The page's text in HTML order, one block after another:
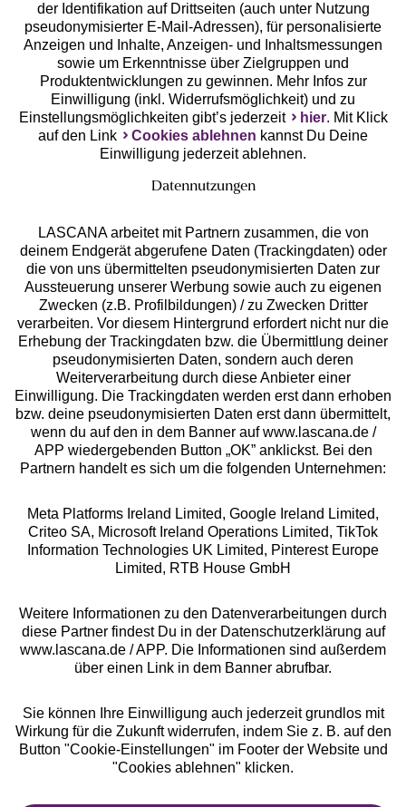
Unsere Apps
Services
Beratung
Über uns
Rechtliches
Alle Preise inkl. MwSt., zzgl.
Versandkosten
** Bonität vorausgesetzt, berechtigt zur Bonitätsprüfung
der Identifikation auf Drittseiten (auch unter Nutzung
pseudonymisierter E-Mail-Adressen), für personalisierte
Anzeigen und Inhalte, Anzeigen- und Inhaltsmessungen
sowie um Erkenntnisse über Zielgruppen und
Produktentwicklungen zu gewinnen. Mehr Infos zur
Einwilligung (inkl. Widerrufsmöglichkeit) und zu
Einstellungsmöglichkeiten gibt’s jederzeit
hier. Mit Klick
auf den Link
Cookies ablehnen kannst Du Deine
Einwilligung jederzeit ablehnen.
Datennutzungen
LASCANA arbeitet mit Partnern zusammen, die von
deinem Endgerät abgerufene Daten (Trackingdaten) oder
die von uns übermittelten pseudonymisierten Daten zur
Aussteuerung unserer Werbung sowie auch zu eigenen
Zwecken (z.B. Profilbildungen) / zu Zwecken Dritter
verarbeiten. Vor diesem Hintergrund erfordert nicht nur die
Erhebung der Trackingdaten bzw. die Übermittlung deiner
pseudonymisierten Daten, sondern auch deren
Weiterverarbeitung durch diese Anbieter einer
Einwilligung. Die Trackingdaten werden erst dann erhoben
bzw. deine pseudonymisierten Daten erst dann übermittelt,
wenn du auf den in dem Banner auf www.lascana.de /
APP wiedergebenden Button „OK” anklickst. Bei den
Partnern handelt es sich um die folgenden Unternehmen:
Meta Platforms Ireland Limited, Google Ireland Limited,
Criteo SA, Microsoft Ireland Operations Limited, TikTok
Information Technologies UK Limited, Pinterest Europe
Limited, RTB House GmbH
Weitere Informationen zu den Datenverarbeitungen durch
diese Partner findest Du in der Datenschutzerklärung auf
www.lascana.de / APP. Die Informationen sind außerdem
über einen Link in dem Banner abrufbar.
Sie können Ihre Einwilligung auch jederzeit grundlos mit
Wirkung für die Zukunft widerrufen, indem Sie z. B. auf den
Button "Cookie-Einstellungen" im Footer der Website und
"Cookies ablehnen" klicken.